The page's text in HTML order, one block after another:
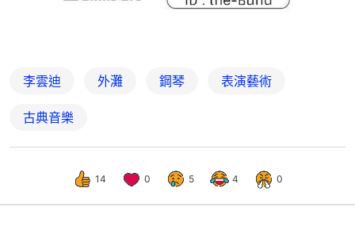
李雲迪 外灘 鋼琴 表演藝術
古典音樂
14 0 5 4 0